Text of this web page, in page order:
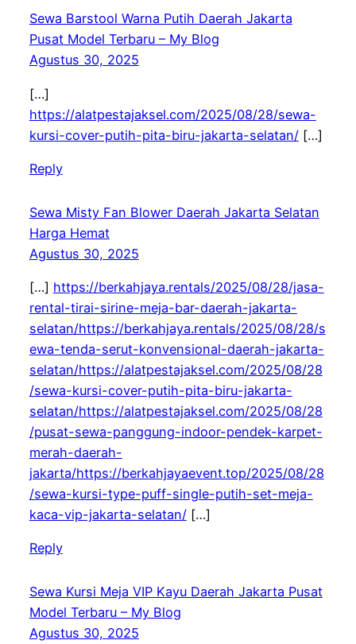
Sewa Barstool Warna Putih Daerah Jakarta
Pusat Model Terbaru – My Blog
Agustus 30, 2025
[…]
https://alatpestajaksel.com/2025/08/28/sewa-
kursi-cover-putih-pita-biru-jakarta-selatan/[…]
Reply
Sewa Misty Fan Blower Daerah Jakarta Selatan
Harga Hemat
Agustus 30, 2025
[…] https://berkahjaya.rentals/2025/08/28/jasa-
rental-tirai-sirine-meja-bar-daerah-jakarta-
selatan/https://berkahjaya.rentals/2025/08/28/s
ewa-tenda-serut-konvensional-daerah-jakarta-
selatan/https://alatpestajaksel.com/2025/08/28
/sewa-kursi-cover-putih-pita-biru-jakarta-
selatan/https://alatpestajaksel.com/2025/08/28
/pusat-sewa-panggung-indoor-pendek-karpet-
merah-daerah-
jakarta/https://berkahjayaevent.top/2025/08/28
/sewa-kursi-type-puff-single-putih-set-meja-
kaca-vip-jakarta-selatan/[…]
Reply
Sewa Kursi Meja VIP Kayu Daerah Jakarta Pusat
Model Terbaru – My Blog
Agustus 30, 2025